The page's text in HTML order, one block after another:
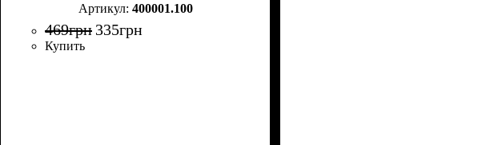
400001.100
469грн 335грн
Купить